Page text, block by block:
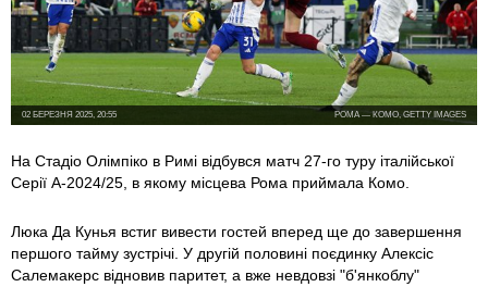
РОМА — КОМО, GETTY IMAGES
02 БЕРЕЗНЯ 2025, 20:55
На Стадіо Олімпіко в Римі відбувся матч 27-го туру італійської
Серії А-2024/25, в якому місцева Рома приймала Комо.
Люка Да Кунья встиг вивести гостей вперед ще до завершення
першого тайму зустрічі. У другій половині поєдинку Алексіс
Салемакерс відновив паритет, а вже невдовзі "б'янкоблу"